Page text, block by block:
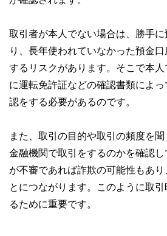
取引者が本人でない場合は、勝手
り、長年使われていなかった預金
するリスクがあります。そこで本
に運転免許証などの確認書類によ
認をする必要があるのです。
また、取引の目的や取引の頻度を
金融機関で取引をするのかを確認
が不審であれば詐欺の可能性もあ
とにつながります。このように取
るために重要です。